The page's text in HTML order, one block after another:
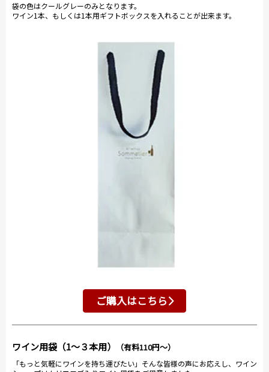
袋の色はクールグレーのみとなります。
ワイン1本、もしくは1本用ギフトボックスを入れることが出来ます。
ご購入はこちら
ワイン用袋（1～３本用） （有料110円～）
「もっと気軽にワインを持ち運びたい」そんな皆様の声にお応えし、ワイン